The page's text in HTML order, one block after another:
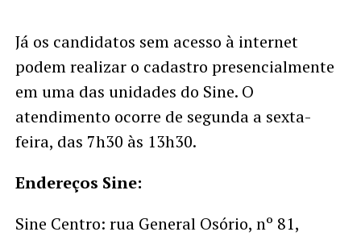
Já os candidatos sem acesso à internet
podem realizar o cadastro presencialmente
em uma das unidades do Sine. O
atendimento ocorre de segunda a sexta-
feira, das 7h30 às 13h30.
Endereços Sine:
Sine Centro: rua General Osório, nº 81,